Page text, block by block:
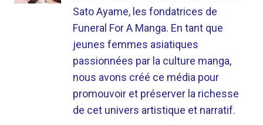
Sato Ayame, les fondatrices de
Funeral For A Manga. En tant que
jeunes femmes asiatiques
passionnées par la culture manga,
nous avons créé ce média pour
promouvoir et préserver la richesse
de cet univers artistique et narratif.